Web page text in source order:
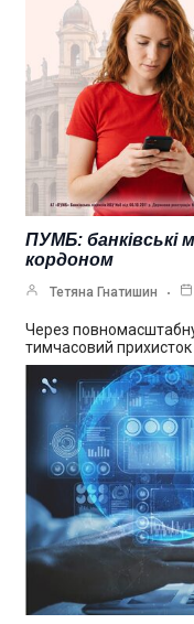
ПУМБ: банківські
кордоном
Тетяна Гнатишин
Через
тимчасовий прихисток